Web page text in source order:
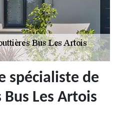
spécialiste de
Les Artois